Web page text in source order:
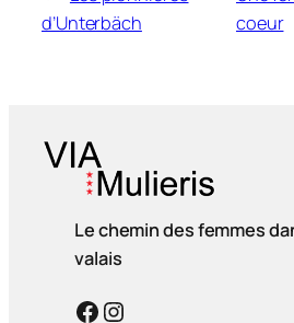
d’Unterbäch
coeur
Le chemin des femmes
valais
Facebook
Instagram